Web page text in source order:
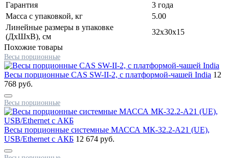
Гарантия
3 года
Масса с упаковкой, кг
5.00
Линейные размеры в упаковке
(ДxШxВ), см
32x30x15
Похожие товары
Весы порционные
Весы порционные CAS SW-II-2, с платформой-чашей India 12
768 руб.
Весы порционные
Весы порционные системные МАССА МК-32.2-А21 (UE),
USB/Ethernet с АКБ 12 674 руб.